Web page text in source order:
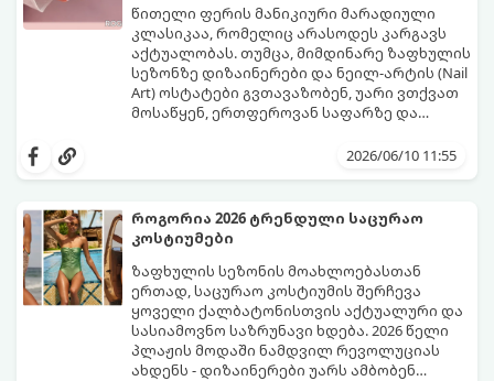
წითელი ფერის მანიკიური მარადიული
კლასიკაა, რომელიც არასოდეს კარგავს
აქტუალობას. თუმცა, მიმდინარე ზაფხულის
სეზონზე დიზაინერები და ნეილ-არტის (Nail
Art) ოსტატები გვთავაზობენ, უარი ვთქვათ
მოსაწყენ, ერთფეროვან საფარზე და
წვნიანი და რომანტიკული განწყობა
კლასიკური ალისფერიდან დაწყებული,
ექსპერიმენტებისთვის. გაიგეთ, რომელი
სამი მთავარი პრინტი იქნება ივნისის
ყველაზე ცხელი ტრენდი ფრჩხილების
მოდაში:
2026/06/10 11:55
როგორია 2026 ტრენდული საცურაო
კოსტიუმები
ზაფხულის სეზონის მოახლოებასთან
ერთად, საცურაო კოსტიუმის შერჩევა
ყოველი ქალბატონისთვის აქტუალური და
სასიამოვნო საზრუნავი ხდება. 2026 წელი
პლაჟის მოდაში ნამდვილ რევოლუციას
ახდენს - დიზაინერები უარს ამბობენ